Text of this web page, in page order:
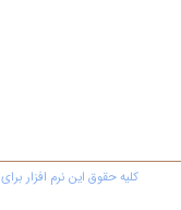
کليه حقوق اين نرم افزار برای